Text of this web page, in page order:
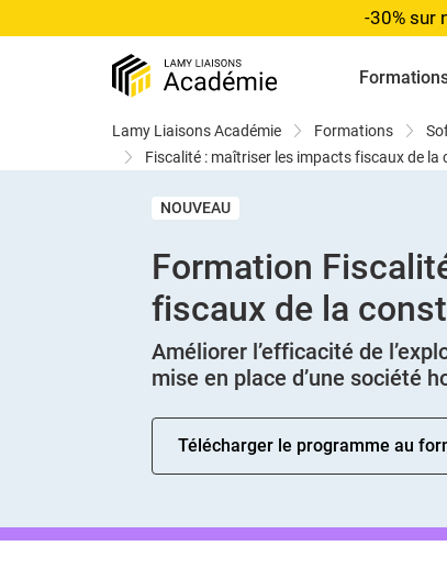
-30% sur
Lamy Liaisons Académie Formations
Fiscalité : maîtriser les impacts fiscaux de la
NOUVEAU
Formation
fiscaux de la
Améliorer l’efficacité de
mise en place d’une société
Télécharger le programme au